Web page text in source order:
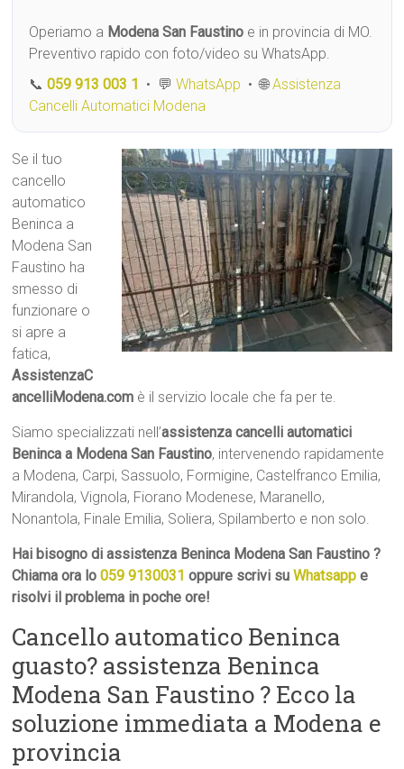
Operiamo a Modena San Faustino e in provincia di MO.
Preventivo rapido con foto/video su WhatsApp.
📞059 913 003 1 • 💬WhatsApp • 🌐Assistenza
Cancelli Automatici Modena
Se il tuo
cancello
automatico
Beninca a
Modena San
Faustino ha
smesso di
funzionare o
si apre a
fatica,
AssistenzaC
ancelliModena.com è il servizio locale che fa per te.
Siamo specializzati nell’assistenza cancelli automatici
Beninca a Modena San Faustino, intervenendo rapidamente
a Modena, Carpi, Sassuolo, Formigine, Castelfranco Emilia,
Mirandola, Vignola, Fiorano Modenese, Maranello,
Nonantola, Finale Emilia, Soliera, Spilamberto e non solo.
Hai bisogno di assistenza Beninca Modena San Faustino ?
Chiama ora lo059 9130031 oppure scrivi suWhatsapp e
risolvi il problema in poche ore!
Cancello automatico Beninca
guasto? assistenza Beninca
Modena San Faustino ? Ecco la
soluzione immediata a Modena e
provincia